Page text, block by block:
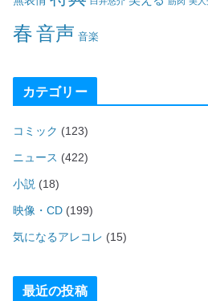
春音声 音楽
カテゴリー
コミック (123)
ニュース (422)
小説 (18)
映像・CD (199)
気になるアレコレ (15)
最近の投稿